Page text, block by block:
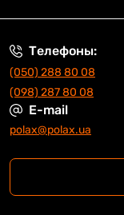
Телефоны:
(050) 288 80 08
(098) 287 80 08
E-mail
polax@polax.ua